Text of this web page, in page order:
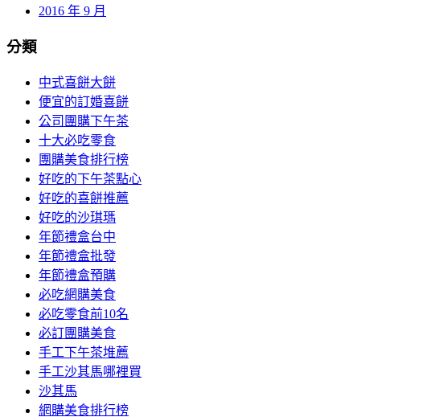
2016 年 9 月
分類
中式喜餅大餅
便宜的訂婚喜餅
公司團購下午茶
十大必吃零食
團購美食排行榜
好吃的下午茶點心
好吃的喜餅推薦
好吃的沙琪瑪
年節禮盒台中
年節禮盒批發
年節禮盒預購
必吃網購美食
必吃零食前10名
必訂團購美食
手工下午茶堆薦
手工沙其馬哪裡買
沙其馬
網購美食排行榜